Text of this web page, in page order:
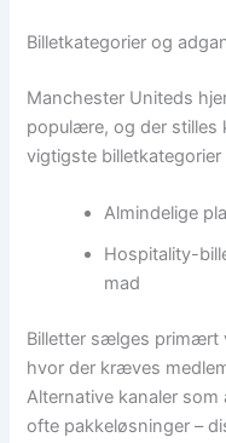
Billetkategorier og
Manchester Uniteds
populære, og der stilles
vigtigste billetkategorier
Almindelige
Hospitality-
mad
Billetter sælges primært
hvor der kræves
Alternative kanaler
ofte pakkeløsninger –